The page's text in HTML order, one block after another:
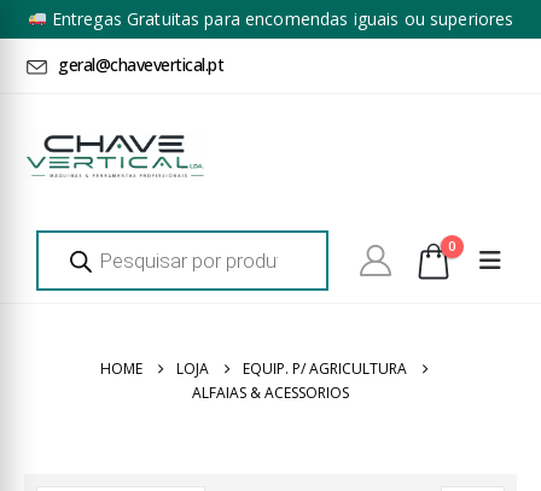
Entregas Gratuitas para encomendas iguais ou superiores
a 100€ + IVA*
geral@chavevertical.pt
Products
search 0
HOME LOJA
EQUIP. P/ AGRICULTURA
ALFAIAS & ACESSORIOS